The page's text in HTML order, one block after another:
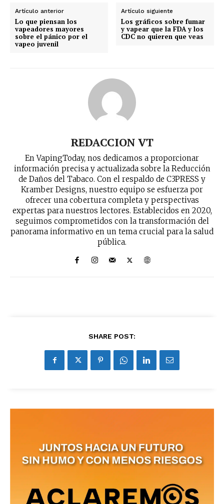
No te pierdas de las
últimas noticias
recibe todas las noticias del vapeo y la
reducción de daños en tu correo
receive all the news of vaping and
tobacco harm reduction in your email.
SUBSCRIBIRSE
Artículo anterior
Lo que piensan los
vapeadores mayores
sobre el pánico por el
vapeo juvenil
Artículo siguiente
Los gráficos sobre fumar
y vapear que la FDA y los
CDC no quieren que veas
REDACCION VT
En VapingToday, nos dedicamos a proporcionar
información precisa y actualizada sobre la Reducción
de Daños del Tabaco. Con el respaldo de C3PRESS y
Kramber Designs, nuestro equipo se esfuerza por
ofrecer una cobertura completa y perspectivas
expertas para nuestros lectores. Establecidos en 2020,
seguimos comprometidos con la transformación del
panorama informativo en un tema crucial para la salud
pública.
SHARE POST: